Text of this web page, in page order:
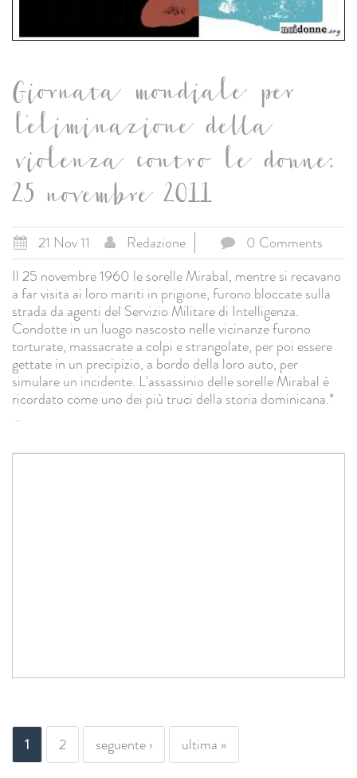
Giornata mondiale per
l'eliminazione della
violenza contro le donne:
25 novembre 2011
21 Nov 11 Redazione
0 Comments
Il 25 novembre 1960 le sorelle Mirabal, mentre si recavano
a far visita ai loro mariti in prigione, furono bloccate sulla
strada da agenti del Servizio Militare di Intelligenza.
Condotte in un luogo nascosto nelle vicinanze furono
torturate, massacrate a colpi e strangolate, per poi essere
gettate in un precipizio, a bordo della loro auto, per
simulare un incidente. L'assassinio delle sorelle Mirabal è
ricordato come uno dei più truci della storia dominicana.*
...
PAGINE
1 2 seguente › ultima »